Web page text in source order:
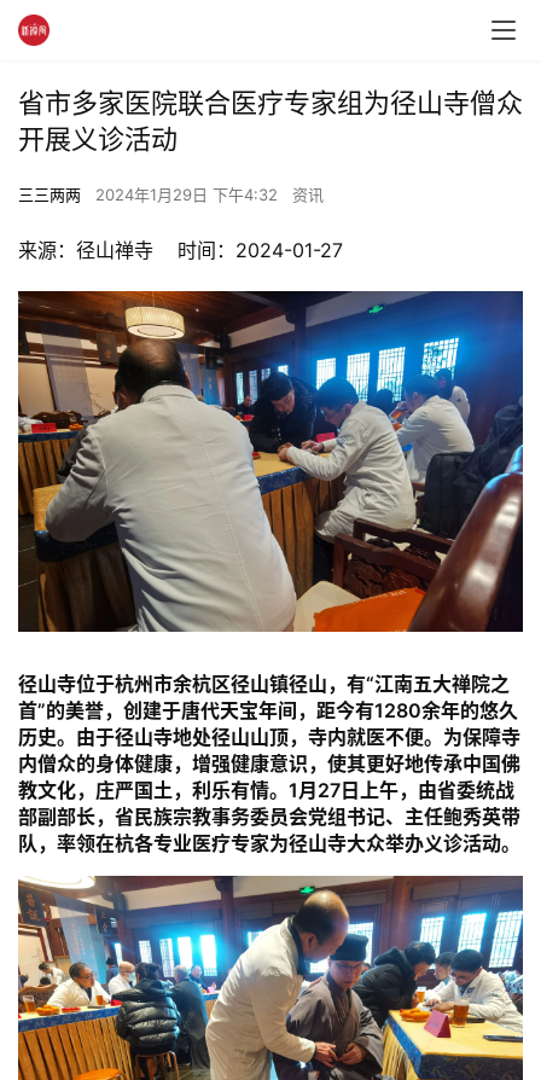
省市多家医院联合医疗专家组为径山寺僧众
开展义诊活动
三三两两 2024年1月29日 下午4:32 资讯
来源：径山禅寺    时间：2024-01-27
径山寺位于杭州市余杭区径山镇径山，有“江南五大禅院之
首”的美誉，创建于唐代天宝年间，距今有1280余年的悠久
历史。由于径山寺地处径山山顶，寺内就医不便。为保障寺
内僧众的身体健康，增强健康意识，使其更好地传承中国佛
教文化，庄严国土，利乐有情。1月27日上午，由省委统战
部副部长，省民族宗教事务委员会党组书记、主任鲍秀英带
队，率领在杭各专业医疗专家为径山寺大众举办义诊活动。